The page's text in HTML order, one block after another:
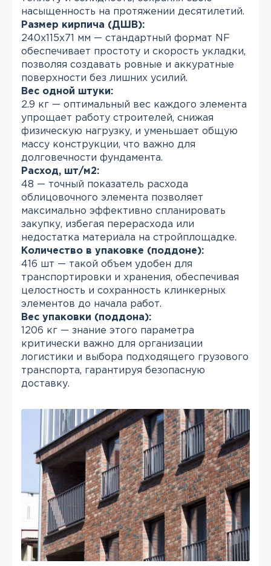
насыщенность на протяжении десятилетий.
Размер кирпича (ДШВ):
240x115x71 мм — стандартный формат NF
обеспечивает простоту и скорость укладки,
позволяя создавать ровные и аккуратные
поверхности без лишних усилий.
Вес одной штуки:
2.9 кг — оптимальный вес каждого элемента
упрощает работу строителей, снижая
физическую нагрузку, и уменьшает общую
массу конструкции, что важно для
долговечности фундамента.
Расход, шт/м2:
48 — точный показатель расхода
облицовочного элемента позволяет
максимально эффективно спланировать
закупку, избегая перерасхода или
недостатка материала на стройплощадке.
Количество в упаковке (поддоне):
416 шт — такой объем удобен для
транспортировки и хранения, обеспечивая
целостность и сохранность клинкерных
элементов до начала работ.
Вес упаковки (поддона):
1206 кг — знание этого параметра
критически важно для организации
логистики и выбора подходящего грузового
транспорта, гарантируя безопасную
доставку.